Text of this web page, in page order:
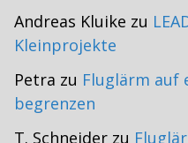
Andreas Kluike zu
Kleinprojekte
Petra zu Fluglärm auf
begrenzen
T. Schneider zu